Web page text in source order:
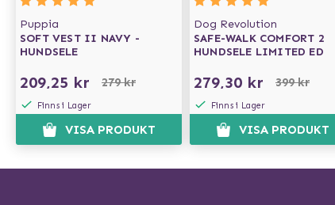
Puppia
SOFT VEST II NAVY -
HUNDSELE
209,25 kr 279 kr
Finns i Lager
VISA PRODUKT
Dog Revolution
SAFE-WALK COMFORT 2
HUNDSELE LIMITED ED
279,30 kr 399 kr
Finns i Lager
VISA PRODUKT